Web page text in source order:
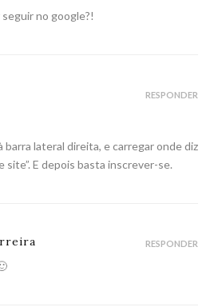
no google?!
barra lateral direita, e carregar onde diz
site”. E depois basta inscrever-se.
RESPONDER
RESPONDER